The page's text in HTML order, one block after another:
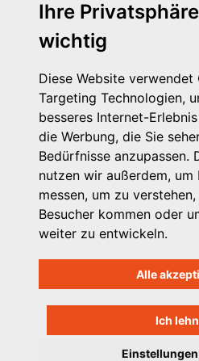
Ihre
wichtig
Diese Website verwendet
Targeting Technologien,
besseres Internet-
die Werbung, die Sie
Bedürfnisse anzupassen.
nutzen wir außerdem, um
messen, um zu
Besucher kommen oder
weiter zu entwickeln.
Alle
Ich
Telefon: 030 – 58 58 17 16 01
E-Mail: info@vpk.de
Presse
Kontakt
Impressum
Datenschutzhinweis
Login